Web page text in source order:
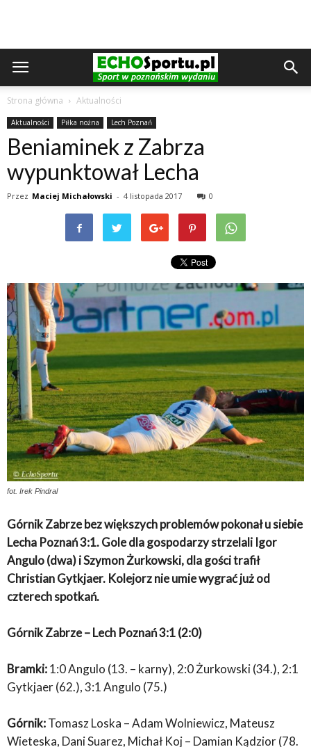
Strona główna Aktualności
Aktualności Piłka nożna Lech Poznań
Beniaminek z Zabrza
wypunktował Lecha
Przez Maciej Michałowski - 4 listopada 2017 0
fot. Irek Pindral
Górnik Zabrze bez większych problemów pokonał u siebie
Lecha Poznań 3:1. Gole dla gospodarzy strzelali Igor
Angulo (dwa) i Szymon Żurkowski, dla gości trafił
Christian Gytkjaer. Kolejorz nie umie wygrać już od
czterech spotkań.
Górnik Zabrze – Lech Poznań 3:1 (2:0)
Bramki:1:0 Angulo (13. – karny), 2:0 Żurkowski (34.), 2:1
Gytkjaer (62.), 3:1 Angulo (75.)
Górnik:Tomasz Loska – Adam Wolniewicz, Mateusz
Wieteska, Dani Suarez, Michał Koj – Damian Kądzior (78.